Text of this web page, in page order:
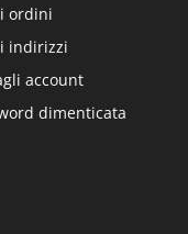
ordini
indirizzi
account
dimenticata